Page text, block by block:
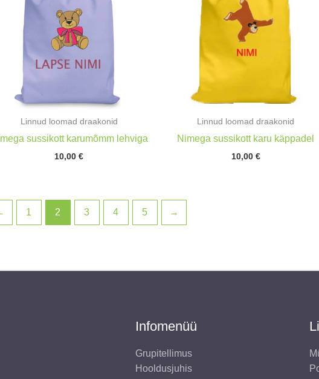
Linnud loomad draakonid
sussikott karumõmm lehviga
10,00€
Linnud loomad draakonid
Nimega sussikott karu käppadel
10,00 €
1 2 3 4 5 →
Infomenüü
Grupitellimus
Hooldusjuhis